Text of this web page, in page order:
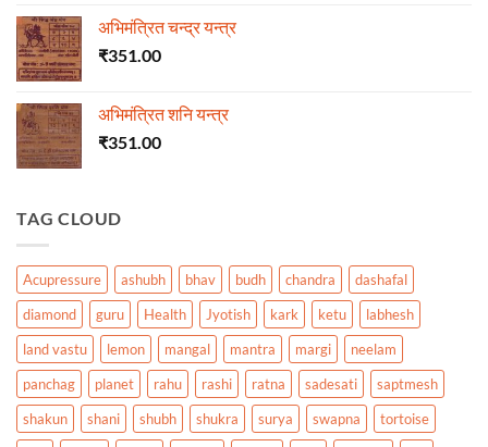
अभिमंत्रित चन्द्र यन्त्र
₹351.00
अभिमंत्रित शनि यन्त्र
₹351.00
TAG CLOUD
Acupressure ashubh bhav budh chandra
dashafal
diamond
guru Health Jyotish kark ketu
labhesh
land vastu
lemon mangal mantra margi
neelam
panchag
planet rahu rashi ratna sadesati
saptmesh
shakun
shani shubh shukra surya swapna
tortoise